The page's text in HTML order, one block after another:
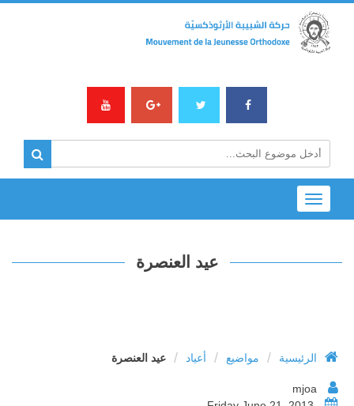
Toggle
navigation
عيد العنصرة
الرئيسية / مواضيع / أعياد / عيد العنصرة